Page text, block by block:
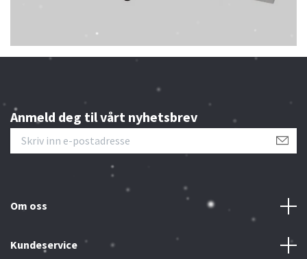
Anmeld deg til vårt nyhetsbrev
Om oss
Kundeservice